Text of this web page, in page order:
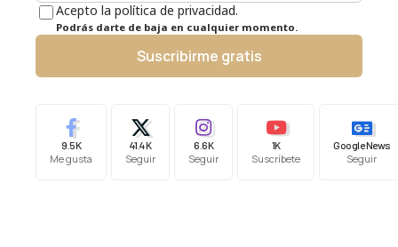
Acepto la política de privacidad.
Podrás darte de baja en cualquier momento.
Suscribirme gratis
9.5K
Me gusta
41.4K
Seguir
6.6K
Seguir
1K
Suscríbete
Google News
Seguir